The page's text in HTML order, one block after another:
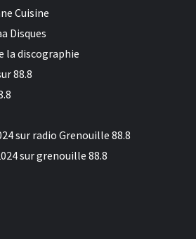
Cuisine
Disques
la discographie
88.8
sur radio Grenouille 88.8
sur grenouille 88.8